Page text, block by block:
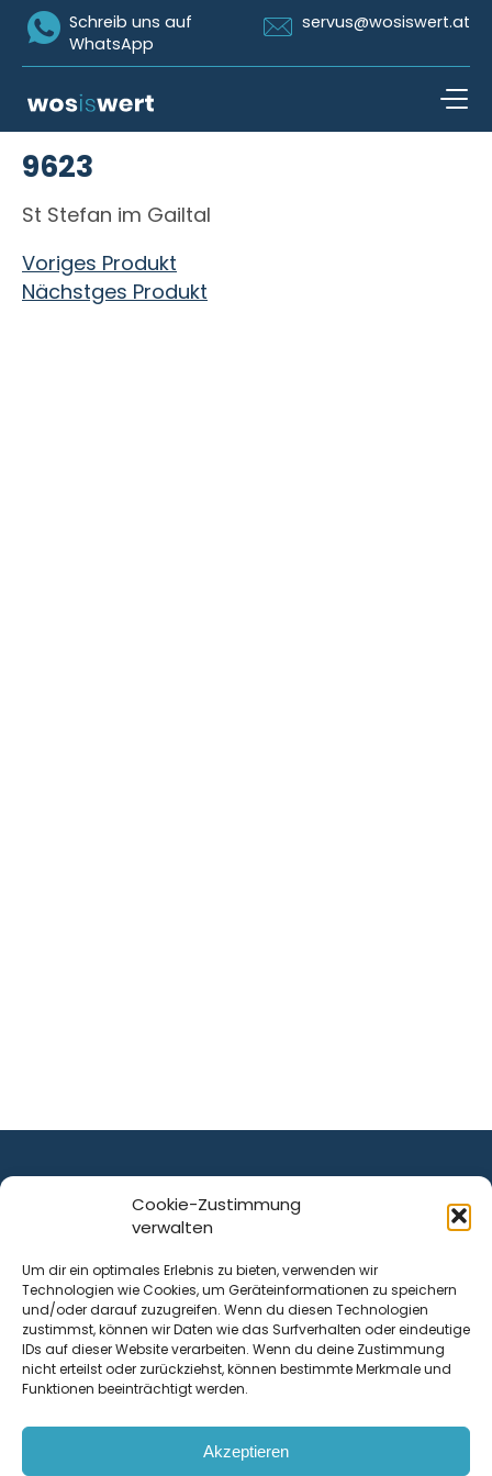
Cookie-Zustimmung
verwalten
Um dir ein optimales Erlebnis zu bieten, verwenden wir
Technologien wie Cookies, um Geräteinformationen zu speichern
und/oder darauf zuzugreifen. Wenn du diesen Technologien
zustimmst, können wir Daten wie das Surfverhalten oder eindeutige
IDs auf dieser Website verarbeiten. Wenn du deine Zustimmung
nicht erteilst oder zurückziehst, können bestimmte Merkmale und
Funktionen beeinträchtigt werden.
Akzeptieren
Icon Whatsapp
Schreib uns auf
WhatsApp
Icon Email
servus@wosiswert.at
9623
St Stefan im Gailtal
Beitragsnavigation
Voriges Produkt
Nächstges Produkt
ist ein Service von
Krenn Real GmbH
Tischlerstraße 12
4050Traun| Österreich
Kontakt